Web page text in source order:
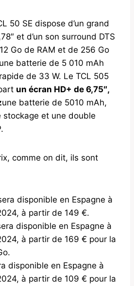
50 SE dispose d’un grand
et d’un son surround DTS
Go de RAM et de 256 Go
batterie de 5 010 mAh
de 33 W. Le TCL 505
un écran HD+ de 6,75″,
une batterie de 5010 mAh,
stockage et une double
comme on dit, ils sont
disponible en Espagne à
à partir de 149 €.
disponible en Espagne à
à partir de 169 € pour la
disponible en Espagne à
à partir de 109 € pour la